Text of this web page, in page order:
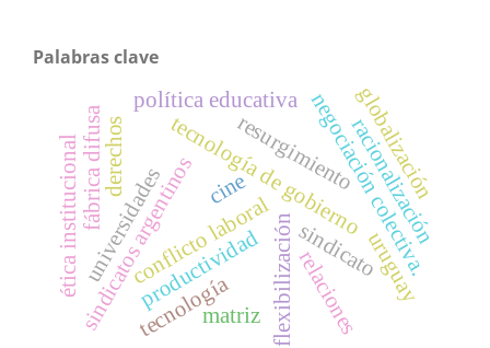
Palabras clave
sindicatos argentinos resurgimiento
conflicto laboral negociación colectiva.
tecnología de gobiernoracionalización
flexibilización
productividad
globalización
universidades
política educativa
ética institucional
tecnología
cine
derechos
matriz
sindicato
relacionesuruguay
fábrica difusa